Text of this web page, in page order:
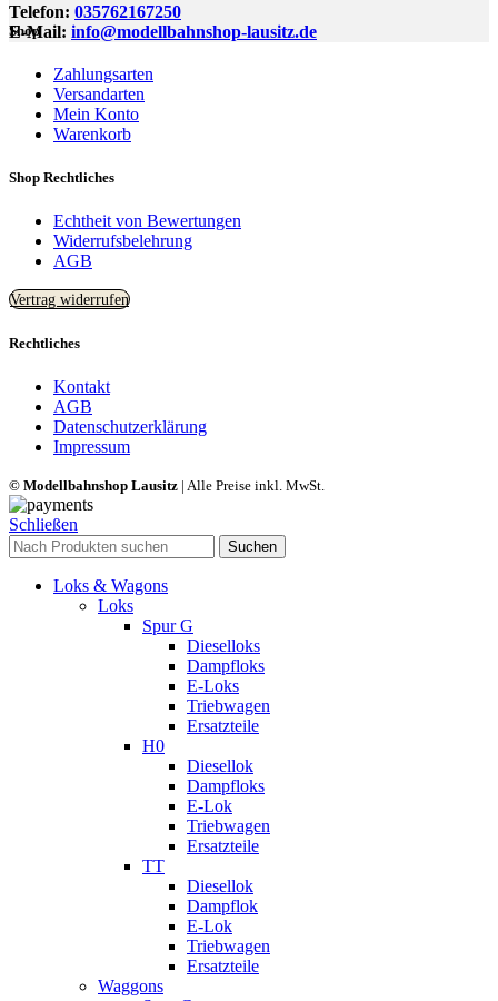
Telefon: 035762167250
E-Mail: info@modellbahnshop-lausitz.de
Shop
Zahlungsarten
Versandarten
Mein Konto
Warenkorb
Shop Rechtliches
Echtheit von Bewertungen
Widerrufsbelehrung
AGB
Vertrag widerrufen
Rechtliches
Kontakt
AGB
Datenschutzerklärung
Impressum
© Modellbahnshop Lausitz | Alle Preise inkl. MwSt.
Schließen
Suchen
Loks & Wagons
Loks
Spur G
Dieselloks
Dampfloks
E-Loks
Triebwagen
Ersatzteile
H0
Diesellok
Dampfloks
E-Lok
Triebwagen
Ersatzteile
TT
Diesellok
Dampflok
E-Lok
Triebwagen
Ersatzteile
Waggons